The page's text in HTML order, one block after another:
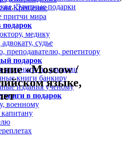
на Крещение
притчи мира
подарок
медику
судье
преподавателю, репетитору
подарок
книги по авиации
книги банкиру
издания ученому
книги в подарок
военному
, Элитные подарки
«Moscow /
языке,